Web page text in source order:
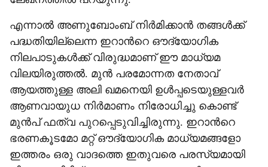
എന്നാൽ അണുബോംബ് നിർമിക്കാൻ തങ്ങൾക്ക്
പദ്ധതിയില്ലെന്ന ഇറാന്‍റെ ഔദ്യോഗിക
നിലപാടുകൾക്ക് വിരുദ്ധമാണ് ഈ മാധ്യമ
വിലയിരുത്തൽ. മുൻ പരമോന്നത നേതാവ്
ആയത്തുള്ള അലി ഖമനെയി ഉൾപ്പടെയുള്ളവർ
ആണവായുധ നിർമാണം നിരോധിച്ചു കൊണ്ട്
മുൻപ് ഫത്വ പുറപ്പെടുവിച്ചിരുന്നു. ഇറാന്‍റെ
ഭരണകൂടമോ മറ്റ് ഔദ്യോഗിക മാധ്യമങ്ങളോ
ഇത്തരം ഒരു വാദത്തെ ഇതുവരെ പരസ്യമായി